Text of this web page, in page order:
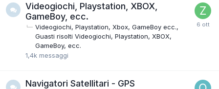
Videogiochi, Playstation, XBOX,
GameBoy, ecc.
Videogiochi, Playstation, Xbox, GameBoy ecc.
Guasti risolti Videogiochi, Playstation, XBOX,
GameBoy, ecc.
1,4k messaggi
Navigatori Satellitari - GPS